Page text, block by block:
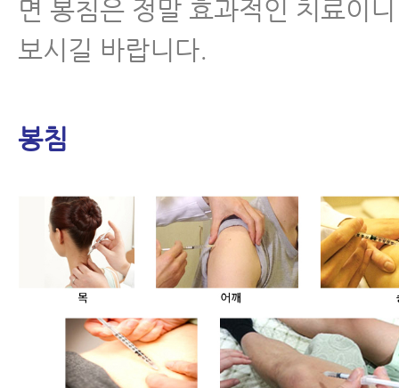
면 봉침은 정말 효과적인 치료이
보시길 바랍니다.
봉침